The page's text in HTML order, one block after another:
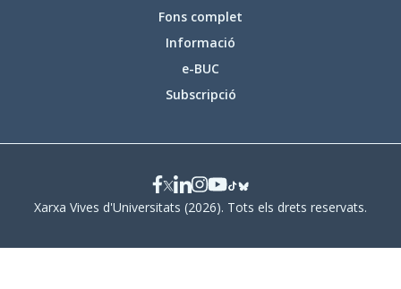
Fons complet
Informació
e-BUC
Subscripció
Xarxa Vives d'Universitats (2026). Tots els drets reservats.